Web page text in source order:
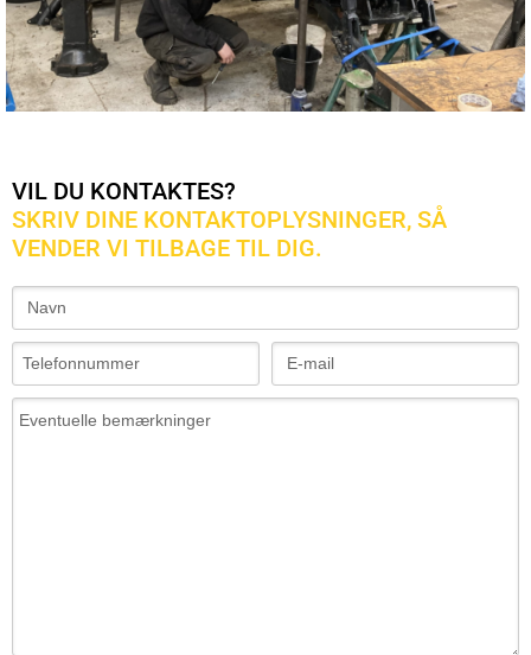
VIL DU KONTAKTES?
SKRIV DINE KONTAKTOPLYSNINGER, SÅ
VENDER VI TILBAGE TIL DIG.